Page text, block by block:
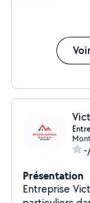
Présentation
Entreprise